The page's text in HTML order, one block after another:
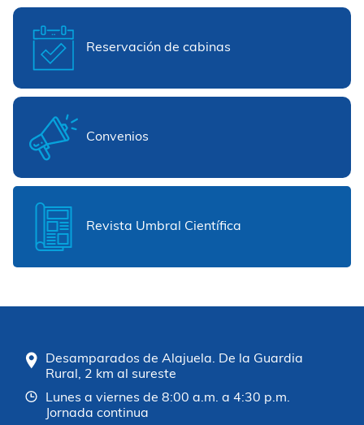
Reservación de cabinas
Convenios
Revista Umbral Científica
Desamparados de Alajuela. De la Guardia
Rural, 2 km al sureste
Lunes a viernes de 8:00 a.m. a 4:30 p.m.
Jornada continua